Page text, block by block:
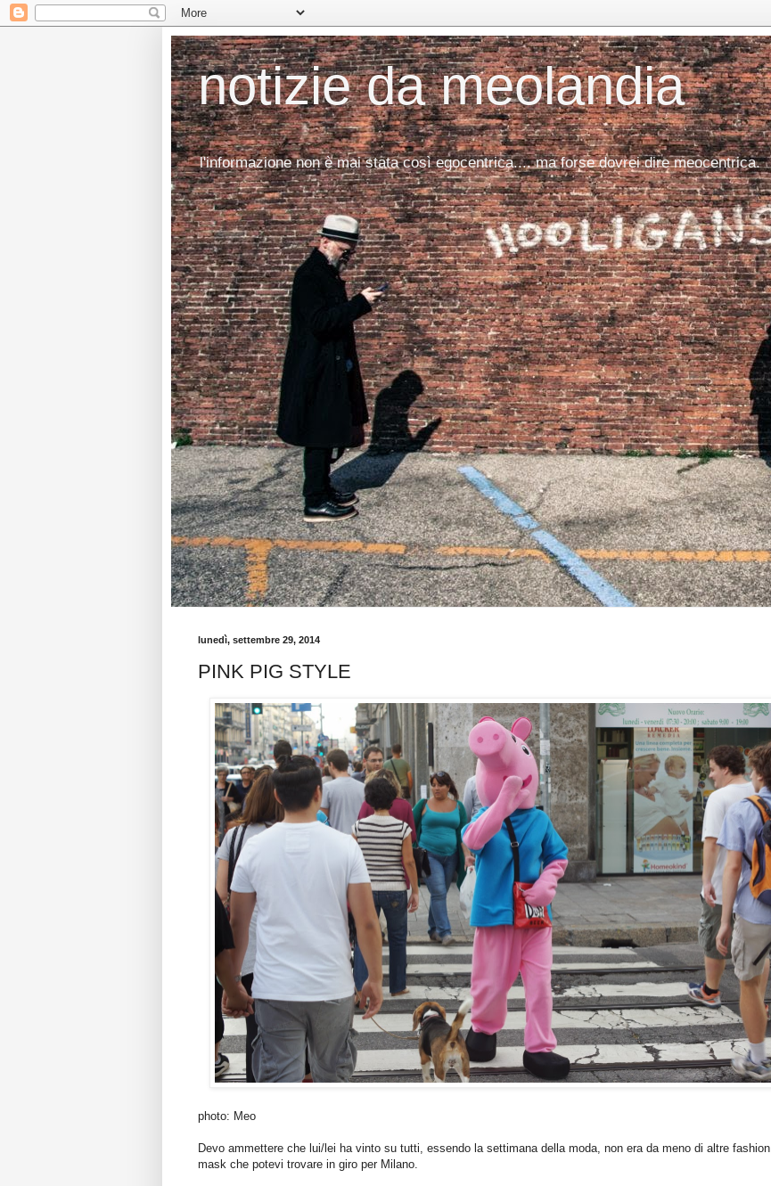
notizie da meolandia
l'informazione non è mai stata così egocentrica.... ma forse dovrei dire meocentrica.
lunedì, settembre 29, 2014
PINK PIG STYLE
photo: Meo
Devo ammettere che lui/lei ha vinto su tutti, essendo la settimana della moda, non era da meno di altre fashion
mask che potevi trovare in giro per Milano.